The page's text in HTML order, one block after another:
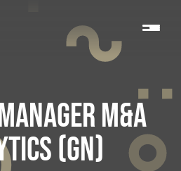
M&A
(GN)